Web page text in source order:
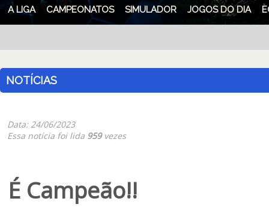
A LIGA CAMPEONATOS SIMULADOR JOGOS DO DIA
NOTÍCIAS
Data: 24/06/2023
Essa notícia foi lida 959vezes
É Campeão!!